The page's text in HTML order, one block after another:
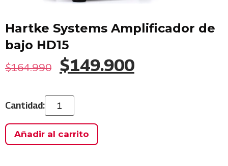
Hartke Systems Amplificador de
bajo HD15
$164.990 $149.900
Añadir al carrito